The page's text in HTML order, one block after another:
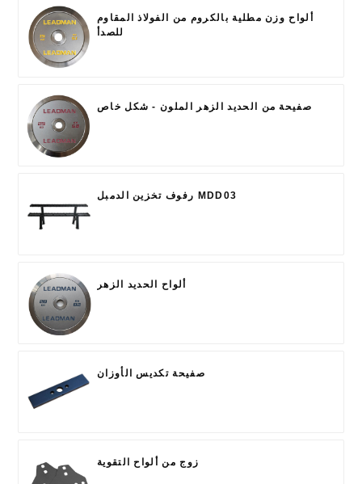
ألواح وزن مطلية بالكروم من الفولاذ المقاوم
للصدأ
صفيحة من الحديد الزهر الملون - شكل خاص
رفوف تخزين الدمبل MDD03
ألواح الحديد الزهر
صفيحة تكديس الأوزان
زوج من ألواح التقوية